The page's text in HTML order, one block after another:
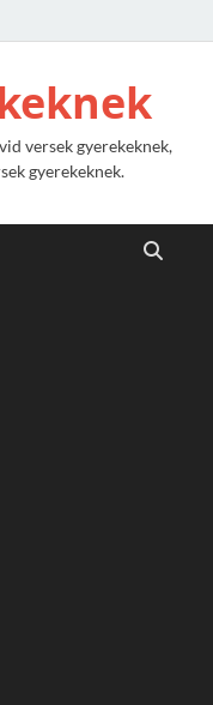
versek gyerekeknek,
gyerekeknek.